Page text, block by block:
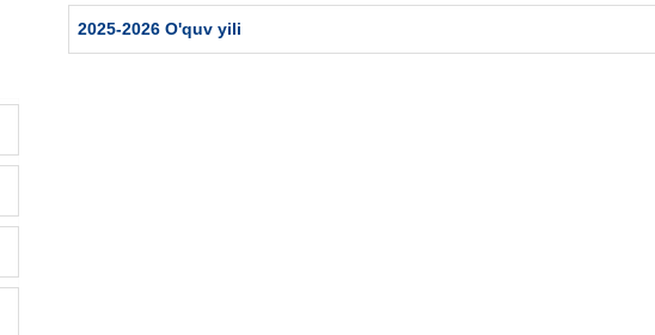
2025-2026 O'quv yili